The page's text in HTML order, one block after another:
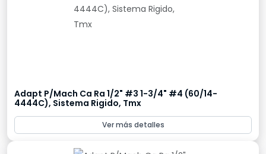
Adapt P/Mach Ca Ra 1/2" #3 1-3/4" #4 (60/14-
4444C), Sistema Rigido, Tmx
Ver más detalles